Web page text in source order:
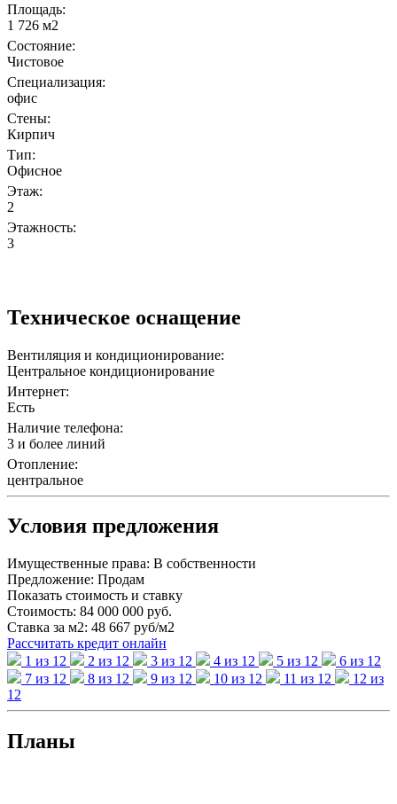
Площадь:
1 726 м2
Состояние:
Чистовое
Специализация:
офис
Стены:
Кирпич
Тип:
Офисное
Этаж:
2
Этажность:
3
Техническое оснащение
Вентиляция и кондиционирование:
Центральное кондиционирование
Интернет:
Есть
Наличие телефона:
3 и более линий
Отопление:
центральное
Условия предложения
Имущественные права: В собственности
Предложение: Продам
Показать стоимость и ставку
Стоимость: 84 000 000 руб.
Ставка за м2: 48 667 руб/м2
Рассчитать кредит онлайн
1 из 12
2 из 12 3 из 12 4 из 12 5 из 12
6 из 12
7 из 12
8 из 12 9 из 12 10 из 12 11 из 12
12 из
12
Планы